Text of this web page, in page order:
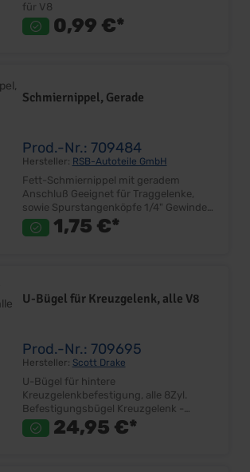
0,99 €*
Schmiernippel, Gerade
Prod.-Nr.: 709484
Hersteller: RSB-Autoteile GmbH
Fett-Schmiernippel mit geradem
Anschluß Geeignet für Traggelenke,
sowie Spurstangenköpfe 1/4" Gewinde
Lieferumfang: Stück Preis: Pro Stück
1,75 €*
U-Bügel für Kreuzgelenk, alle V8
Prod.-Nr.: 709695
Hersteller: Scott Drake
U-Bügel für hintere
Kreuzgelenkbefestigung, alle 8Zyl.
Befestigungsbügel Kreuzgelenk -
Kardanwelle Passend für alle V8 Nur für
1-1/8" - 28,58mm Lagerkappen Inkl.
24,95 €*